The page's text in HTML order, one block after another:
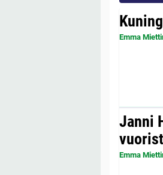
Emma
Janni
Emma